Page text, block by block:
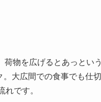
物を広げるとあっとい
大広間での食事でも仕
です。